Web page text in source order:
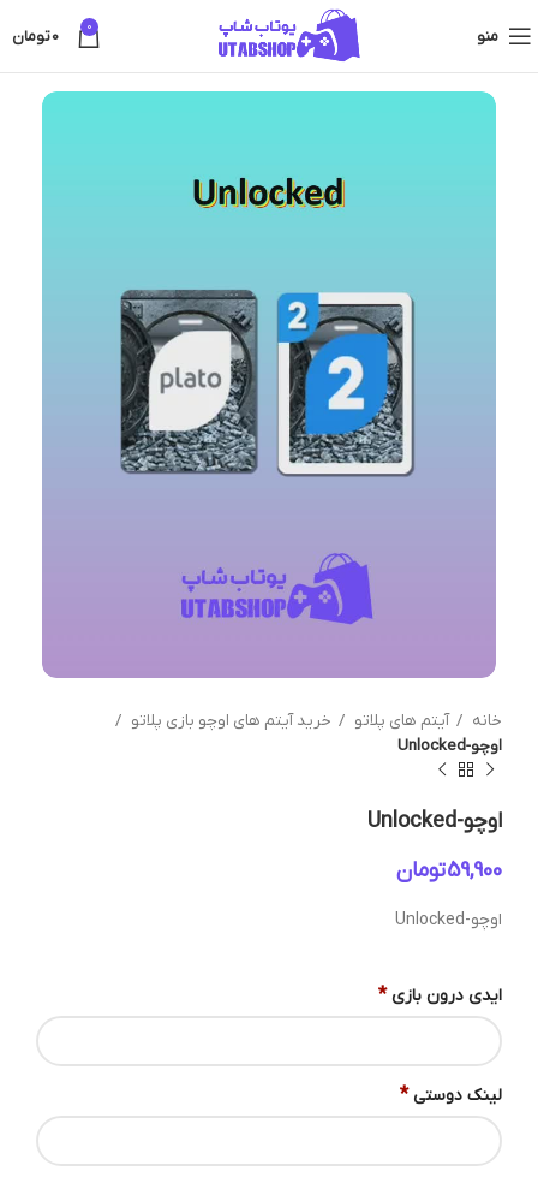
منو 0
0تومان
خانه آیتم های پلاتو
خرید آیتم های اوچو بازی پلاتو
اوچو-Unlocked
اوچو-Unlocked
تومان
اوچو-Unlocked
ایدی درون بازی *
لینک دوستی *